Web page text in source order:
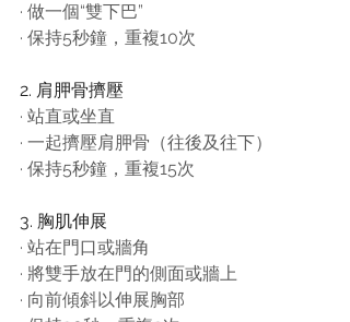
· 做一個“雙下巴”
· 保持5秒鐘，重複10次
2. 肩胛骨擠壓
· 站直或坐直
· 一起擠壓肩胛骨（往後及往下）
· 保持5秒鐘，重複15次
3. 胸肌伸展
· 站在門口或牆角
· 將雙手放在門的側面或牆上
· 向前傾斜以伸展胸部